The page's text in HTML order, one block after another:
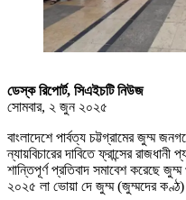
ডেস্ক রিপোর্ট, সিএইচটি নিউজ
সোমবার, ২ জুন ২০২৫
বাংলাদেশে পার্বত্য চট্টগ্রামের জুম্ম
ন্যায়বিচারের দাবিতে ফ্রান্সের
শান্তিপূর্ণ প্রতিবাদ সমাবেশ করেছে
২০২৫ লা ভোয়া দে জুম্ম (জুম্মদের